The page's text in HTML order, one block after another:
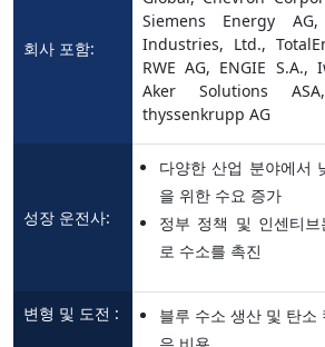
회사 포함:
Siemens Energy
Industries, Ltd.,
RWE AG, ENGIE S.A.,
Aker Solutions
thyssenkrupp AG
성장 운전사:
다양한 산업 분야에서
을 위한 수요 증가
정부 정책 및 인센티
로 수소를 촉진
변형 및 도전 :
블루 수소 생산 및 탄소
은 비용